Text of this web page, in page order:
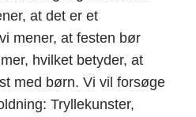
at det er et
mener, at festen bør
hvilket betyder, at
med børn. Vi vil forsøge
Tryllekunster,